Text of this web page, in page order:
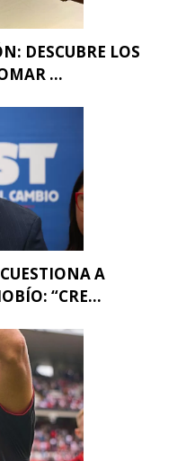
DESCUBRE LOS
...
A
“CRE...